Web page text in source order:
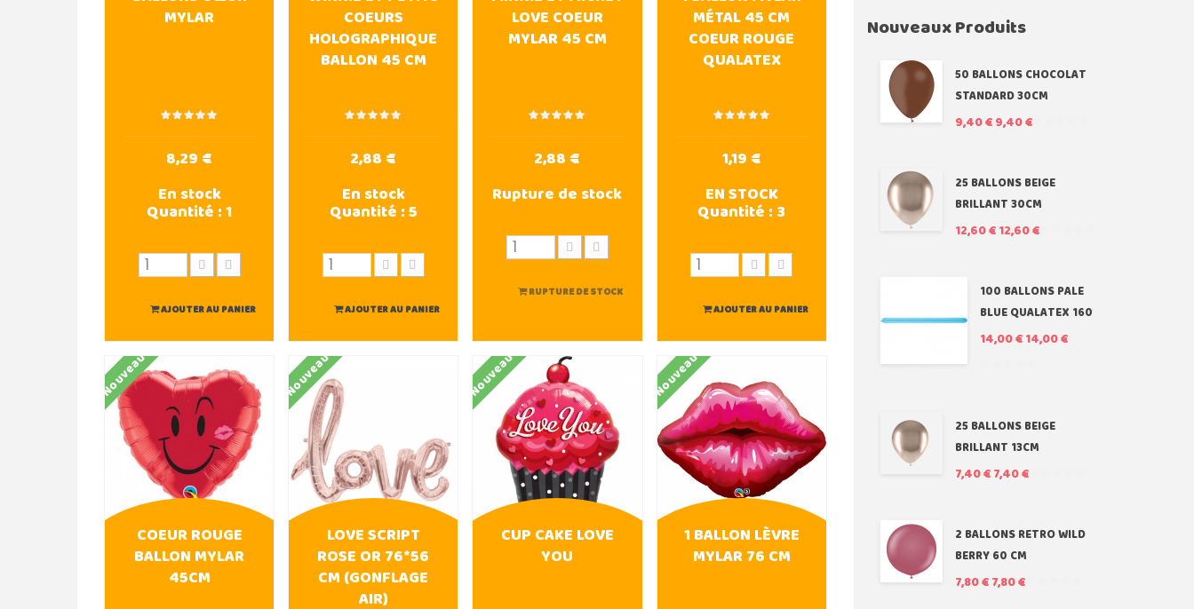
MYLAR
8,29 €
En stock
Quantité :1
AJOUTER AU PANIER
COEURS
HOLOGRAPHIQUE
BALLON 45 CM
2,88 €
En stock
Quantité :5
AJOUTER AU PANIER
LOVE COEUR
MYLAR 45 CM
2,88 €
Rupture de stock
RUPTURE DE STOCK
MÉTAL 45 CM
COEUR ROUGE
QUALATEX
1,19 €
EN STOCK
Quantité :3
AJOUTER AU PANIER
Nouveau
COEUR ROUGE
BALLON MYLAR
45CM
Nouveau
LOVE SCRIPT
ROSE OR 76*56
CM (GONFLAGE
AIR)
Nouveau
CUP CAKE LOVE
YOU
Nouveau
1 BALLON LÈVRE
MYLAR 76 CM
Nouveaux Produits
50 BALLONS CHOCOLAT
STANDARD 30CM
9,40 €9,40 €
25 BALLONS BEIGE
BRILLANT 30CM
12,60 €12,60 €
100 BALLONS PALE
BLUE QUALATEX 160
14,00 €14,00 €
25 BALLONS BEIGE
BRILLANT 13CM
7,40 €7,40 €
2 BALLONS RETRO WILD
BERRY 60 CM
7,80 €7,80 €